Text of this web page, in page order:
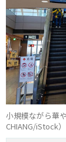
小規模ながら華
CHIANG/iStock）